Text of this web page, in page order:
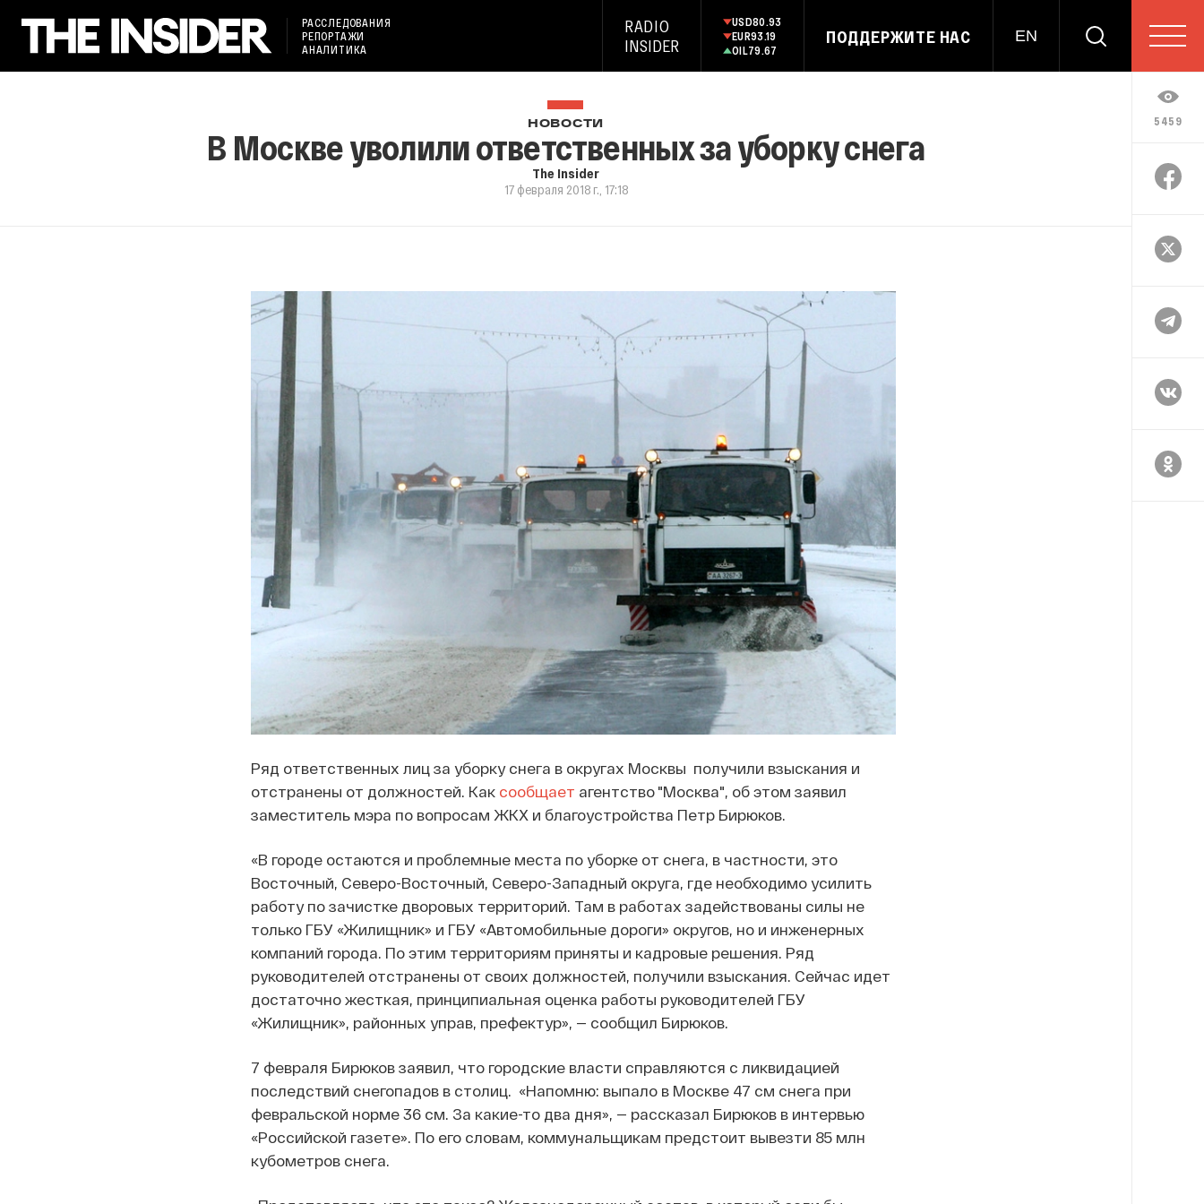
РАССЛЕДОВАНИЯ
РЕПОРТАЖИ
АНАЛИТИКА
RADIO
INSIDER
USD80.93
EUR93.19
OIL79.67
ПОДДЕРЖИТЕ НАС EN
5459
НОВОСТИ
В Москве уволили ответственных за уборку снега
The Insider
17 февраля 2018 г., 17:18
Ряд ответственных лиц за уборку снега в округах Москвы получили взыскания и
отстранены от должностей. Как сообщает агентство "Москва", об этом заявил
заместитель мэра по вопросам ЖКХ и благоустройства Петр Бирюков.
«В городе остаются и проблемные места по уборке от снега, в частности, это
Восточный, Северо-Восточный, Северо-Западный округа, где необходимо усилить
работу по зачистке дворовых территорий. Там в работах задействованы силы не
только ГБУ «Жилищник» и ГБУ «Автомобильные дороги» округов, но и инженерных
компаний города. По этим территориям приняты и кадровые решения. Ряд
руководителей отстранены от своих должностей, получили взыскания. Сейчас идет
достаточно жесткая, принципиальная оценка работы руководителей ГБУ
«Жилищник», районных управ, префектур», — сообщил Бирюков.
7 февраля Бирюков заявил, что городские власти справляются с ликвидацией
последствий снегопадов в столиц. «Напомню: выпало в Москве 47 см снега при
февральской норме 36 см. За какие-то два дня», — рассказал Бирюков в интервью
«Российской газете». По его словам, коммунальщикам предстоит вывезти 85 млн
кубометров снега.